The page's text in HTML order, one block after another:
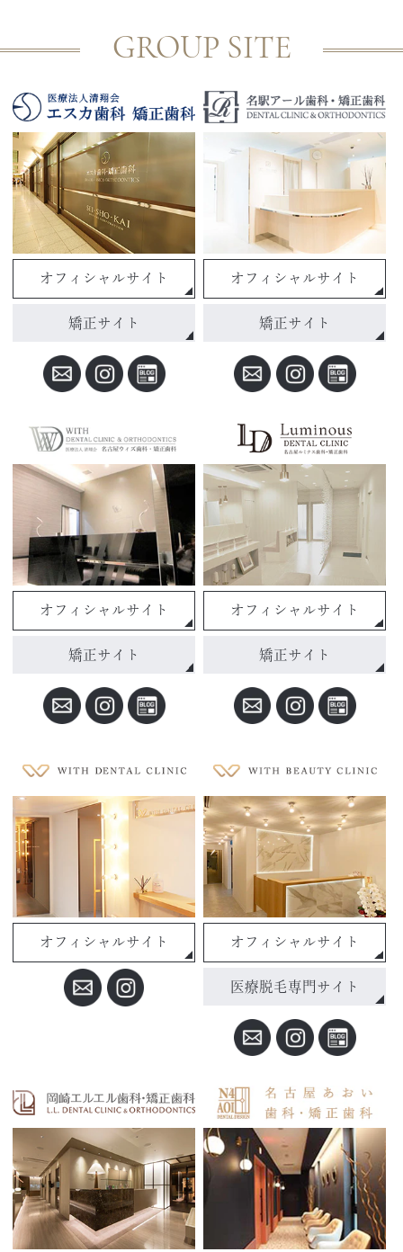
GROUP SITE
オフィシャルサイト
矯正サイト
オフィシャルサイト
矯正サイト
オフィシャルサイト
矯正サイト
オフィシャルサイト
矯正サイト
オフィシャルサイト オフィシャルサイト
医療脱毛専門サイト